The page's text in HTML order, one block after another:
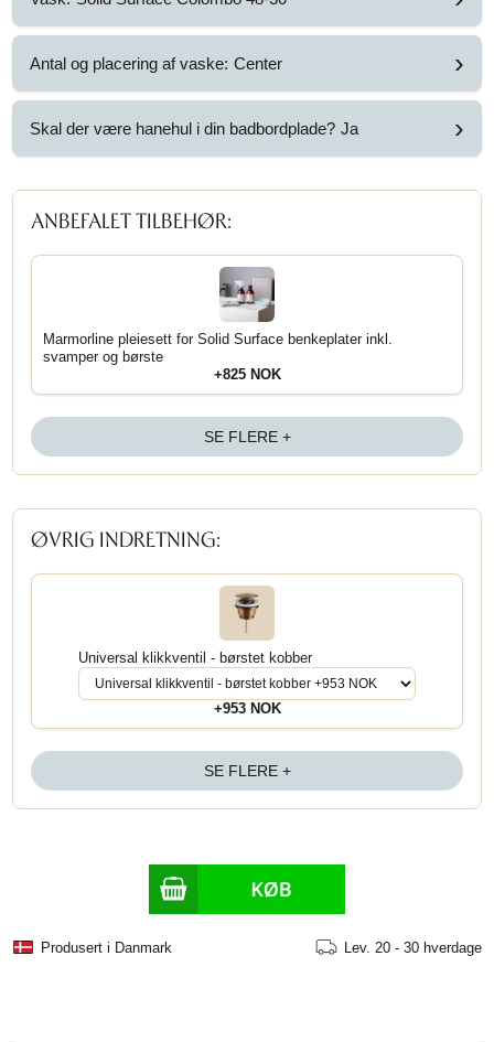
Antal og placering af vaske: Center ›
Skal der være hanehul i din badbordplade? Ja ›
ANBEFALET TILBEHØR:
Marmorline pleiesett for Solid Surface benkeplater inkl.
svamper og børste
+825 NOK
SE FLERE +
ØVRIG INDRETNING:
Universal klikkventil - børstet kobber
+953 NOK
SE FLERE +
Produsert i Danmark Lev. 20 - 30 hverdage